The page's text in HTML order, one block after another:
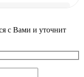
с Вами и уточнит